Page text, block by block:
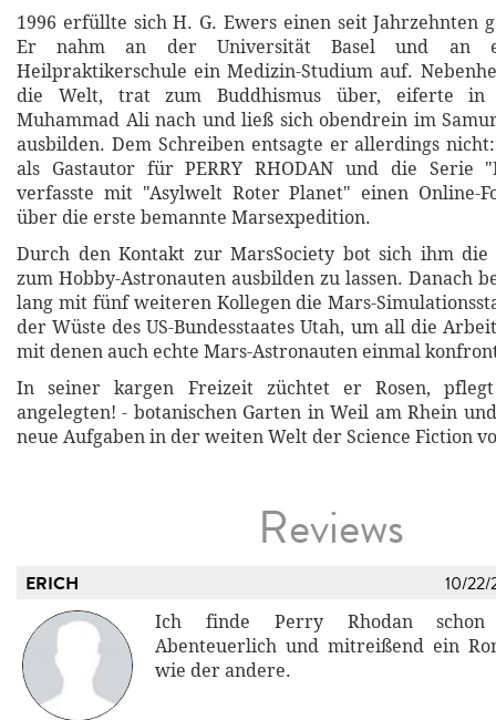
1996 erfüllte sich H. G. Ewers einen seit Jahrzehnten
Er nahm an der Universität Basel und an
Heilpraktikerschule ein Medizin-Studium auf.
die Welt, trat zum Buddhismus über, eiferte in
Muhammad Ali nach und ließ sich obendrein im
ausbilden. Dem Schreiben entsagte er allerdings
als Gastautor für PERRY RHODAN und die Serie
verfasste mit "Asylwelt Roter Planet" einen Online-
über die erste bemannte Marsexpedition.
Durch den Kontakt zur MarsSociety bot sich ihm die
zum Hobby-Astronauten ausbilden zu lassen. Danach
lang mit fünf weiteren Kollegen die Mars-
der Wüste des US-Bundesstaates Utah, um all die
mit denen auch echte Mars-Astronauten einmal
In seiner kargen Freizeit züchtet er Rosen,
angelegten! - botanischen Garten in Weil am Rhein
neue Aufgaben in der weiten Welt der Science Fiction
Reviews
ERICH 10/22/
Ich finde Perry Rhodan schon
Abenteuerlich und mitreißend ein
wie der andere.